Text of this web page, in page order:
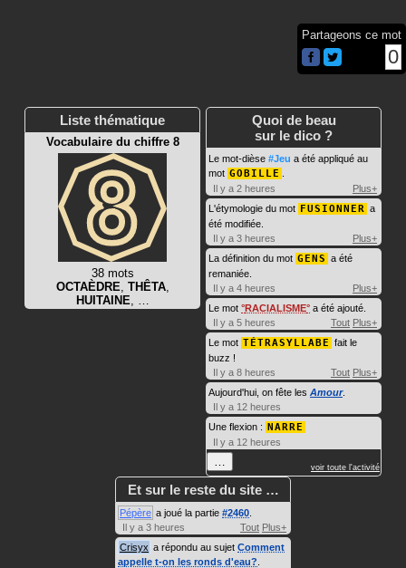
Partageons ce mot
0
Liste thématique
Vocabulaire du chiffre 8
38 mots
OCTAÈDRE THÊTA,
HUITAINE
Quoi de beau
sur le dico ?
Le mot-dièse #Jeu a été appliqué au
mot GOBILLE
Il y a 2 heures
Plus+
L'étymologie du mot FUSIONNER a
été modifiée.
Il y a 3 heures
Plus+
La définition du mot GENS a été
remaniée.
Il y a 4 heures
Plus+
Le mot RACIALISME a été ajouté.
Il y a 5 heures
Tout Plus+
Le mot TÉTRASYLLABE fait le
buzz !
Il y a 8 heures
Tout Plus+
Aujourd'hui, on fête les Amour.
Il y a 12 heures
Une flexion : NARRE
Il y a 12 heures
voir toute l'activité
Et sur le reste du site …
Pépère a joué la partie #2460
Il y a 3 heures
Tout Plus+
Crisyx a répondu au sujet Comment
appelle t-on les ronds d'eau?